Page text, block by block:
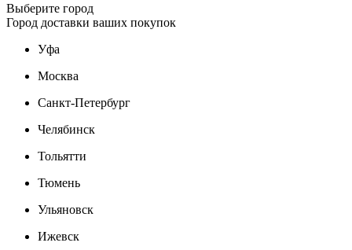
Выберите город
Город доставки ваших покупок
Уфа
Москва
Санкт-Петербург
Челябинск
Тольятти
Тюмень
Ульяновск
Ижевск